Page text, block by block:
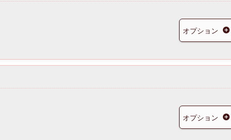
オプション
オプション